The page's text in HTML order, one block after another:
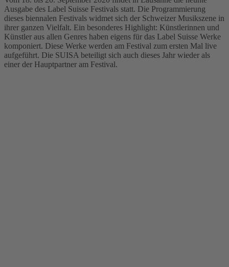
Ausgabe des Label Suisse Festivals statt. Die Programmierung
dieses biennalen Festivals widmet sich der Schweizer Musikszene in
ihrer ganzen Vielfalt. Ein besonderes Highlight: Künstlerinnen und
Künstler aus allen Genres haben eigens für das Label Suisse Werke
komponiert. Diese Werke werden am Festival zum ersten Mal live
aufgeführt. Die SUISA beteiligt sich auch dieses Jahr wieder als
einer der Hauptpartner am Festival.